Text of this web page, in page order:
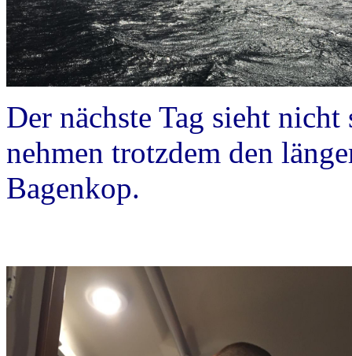
Der nächste Tag sieht
nehmen trotzdem den
Bagenkop.